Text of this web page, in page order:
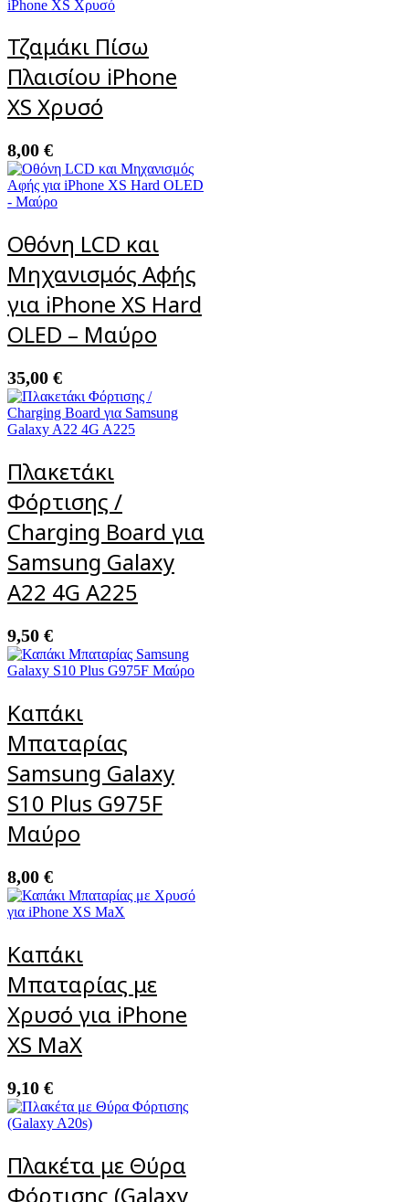
Τζαμάκι Πίσω
Πλαισίου iPhone
XS Χρυσό
8,00 €
Οθόνη LCD και
Μηχανισμός Αφής
για iPhone XS Hard
OLED – Μαύρο
35,00 €
Πλακετάκι
Φόρτισης /
Charging Board για
Samsung Galaxy
A22 4G A225
9,50 €
Καπάκι
Μπαταρίας
Samsung Galaxy
S10 Plus G975F
Μαύρο
8,00 €
Καπάκι
Μπαταρίας με
Χρυσό για iPhone
XS MaX
9,10 €
Πλακέτα με Θύρα
Φόρτισης (Galaxy